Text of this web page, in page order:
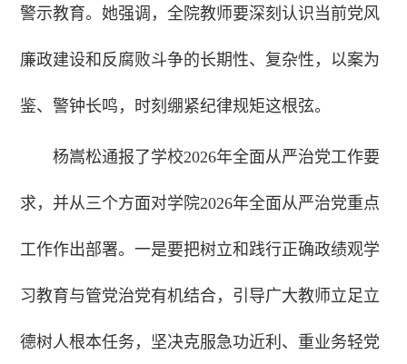
警示教育。她强调，全院教师要深刻认识当前党风
廉政建设和反腐败斗争的长期性、复杂性，以案为
鉴、警钟长鸣，时刻绷紧纪律规矩这根弦。
杨嵩松通报了学校2026年全面从严治党工作要
求，并从三个方面对学院2026年全面从严治党重点
工作作出部署。一是要把树立和践行正确政绩观学
习教育与管党治党有机结合，引导广大教师立足立
德树人根本任务，坚决克服急功近利、重业务轻党